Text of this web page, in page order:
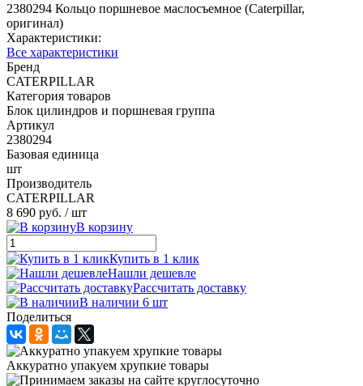
2380294 Кольцо поршневое маслосъемное (Caterpillar,
оригинал)
Характеристики:
Все характеристики
Бренд
CATERPILLAR
Категория товаров
Блок цилиндров и поршневая группа
Артикул
2380294
Базовая единица
шт
Производитель
CATERPILLAR
8 690 руб. / шт
В корзину
Купить в 1 клик
Нашли дешевле
Рассчитать доставку
В наличии 6 шт
Поделиться
Аккуратно упакуем хрупкие товары